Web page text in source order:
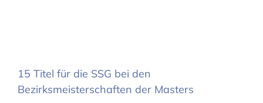
15 Titel für die SSG bei den
Bezirksmeisterschaften der Masters